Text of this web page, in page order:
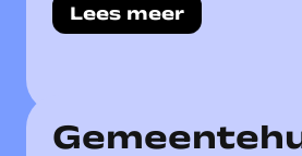
Lees meer